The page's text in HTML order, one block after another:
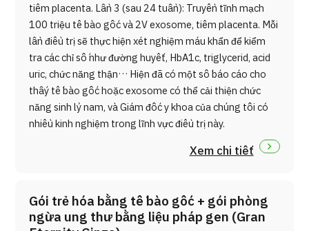
tiêm placenta. Lần 3 (sau 24 tuần): Truyền tĩnh mạch
100 triệu tế bào gốc và 2V exosome, tiêm placenta. Mỗi
lần điều trị sẽ thực hiện xét nghiệm máu khẩn để kiểm
tra các chỉ số như đường huyết, HbA1c, triglycerid, acid
uric, chức năng thận… Hiện đã có một số báo cáo cho
thấy tế bào gốc hoặc exosome có thể cải thiện chức
năng sinh lý nam, và Giám đốc y khoa của chúng tôi có
nhiều kinh nghiệm trong lĩnh vực điều trị này.
Xem chi tiết
Gói trẻ hóa bằng tế bào gốc + gói phòng
ngừa ung thư bằng liệu pháp gen (Gran